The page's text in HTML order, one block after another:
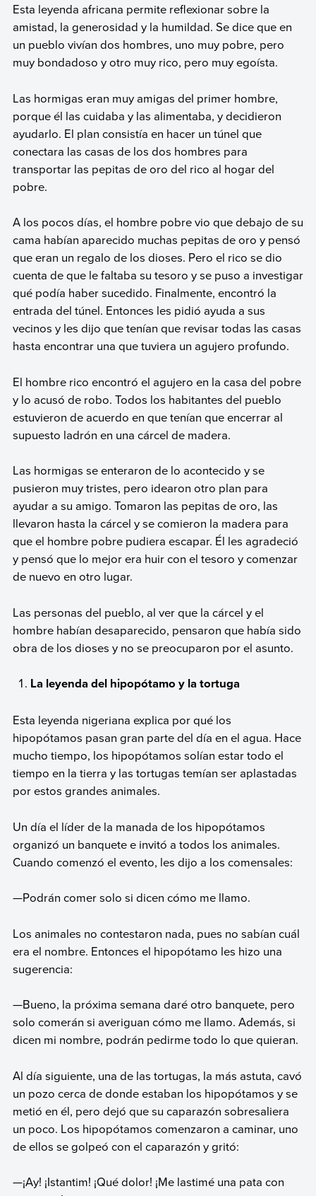
Esta leyenda africana permite reflexionar sobre la
amistad, la generosidad y la humildad. Se dice que en
un pueblo vivían dos hombres, uno muy pobre, pero
muy bondadoso y otro muy rico, pero muy egoísta.
Las hormigas eran muy amigas del primer hombre,
porque él las cuidaba y las alimentaba, y decidieron
ayudarlo. El plan consistía en hacer un túnel que
conectara las casas de los dos hombres para
transportar las pepitas de oro del rico al hogar del
pobre.
A los pocos días, el hombre pobre vio que debajo de su
cama habían aparecido muchas pepitas de oro y pensó
que eran un regalo de los dioses. Pero el rico se dio
cuenta de que le faltaba su tesoro y se puso a investigar
qué podía haber sucedido. Finalmente, encontró la
entrada del túnel. Entonces les pidió ayuda a sus
vecinos y les dijo que tenían que revisar todas las casas
hasta encontrar una que tuviera un agujero profundo.
El hombre rico encontró el agujero en la casa del pobre
y lo acusó de robo. Todos los habitantes del pueblo
estuvieron de acuerdo en que tenían que encerrar al
supuesto ladrón en una cárcel de madera.
Las hormigas se enteraron de lo acontecido y se
pusieron muy tristes, pero idearon otro plan para
ayudar a su amigo. Tomaron las pepitas de oro, las
llevaron hasta la cárcel y se comieron la madera para
que el hombre pobre pudiera escapar. Él les agradeció
y pensó que lo mejor era huir con el tesoro y comenzar
de nuevo en otro lugar.
Las personas del pueblo, al ver que la cárcel y el
hombre habían desaparecido, pensaron que había sido
obra de los dioses y no se preocuparon por el asunto.
La leyenda del hipopótamo y la tortuga
Esta leyenda nigeriana explica por qué los
hipopótamos pasan gran parte del día en el agua. Hace
mucho tiempo, los hipopótamos solían estar todo el
tiempo en la tierra y las tortugas temían ser aplastadas
por estos grandes animales.
Un día el líder de la manada de los hipopótamos
organizó un banquete e invitó a todos los animales.
Cuando comenzó el evento, les dijo a los comensales:
—Podrán comer solo si dicen cómo me llamo.
Los animales no contestaron nada, pues no sabían cuál
era el nombre. Entonces el hipopótamo les hizo una
sugerencia:
—Bueno, la próxima semana daré otro banquete, pero
solo comerán si averiguan cómo me llamo. Además, si
dicen mi nombre, podrán pedirme todo lo que quieran.
Al día siguiente, una de las tortugas, la más astuta, cavó
un pozo cerca de donde estaban los hipopótamos y se
metió en él, pero dejó que su caparazón sobresaliera
un poco. Los hipopótamos comenzaron a caminar, uno
de ellos se golpeó con el caparazón y gritó:
—¡Ay! ¡Istantim! ¡Qué dolor! ¡Me lastimé una pata con